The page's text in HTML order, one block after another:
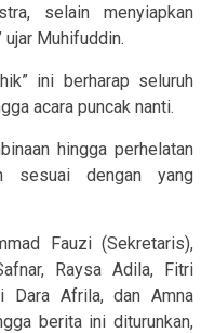
selain menyiapkan
ujar Muhifuddin.
ini berharap seluruh
acara puncak nanti.
hingga perhelatan
sesuai dengan yang
Fauzi (Sekretaris),
Raysa Adila, Fitri
Dara Afrila, dan Amna
berita ini diturunkan,